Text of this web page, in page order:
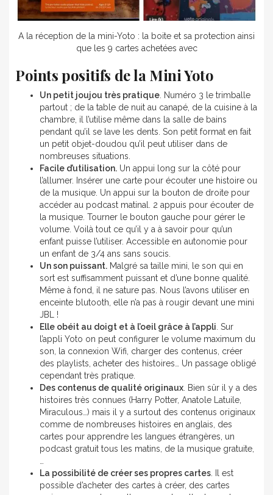
A la réception de la mini-Yoto : la boite et sa protection ainsi
que les 9 cartes achetées avec
Points positifs de la Mini Yoto
Un petit joujou très pratique . Numéro 3 le trimballe
partout ; de la table de nuit au canapé, de la cuisine à la
chambre, il l’utilise même dans la salle de bains
pendant qu’il se lave les dents. Son petit format en fait
un petit objet-doudou qu’il peut utiliser dans de
nombreuses situations.
Facile d’utilisation. Un appui long sur la côté pour
l’allumer. Insérer une carte pour écouter une histoire ou
de la musique. Un appui sur la bouton de droite pour
accéder au podcast matinal. 2 appuis pour écouter de
la musique. Tourner le bouton gauche pour gérer le
volume. Voilà tout ce qu’il y a à savoir pour qu’un
enfant puisse l’utiliser. Accessible en autonomie pour
un enfant de 3/4 ans sans soucis.
Un son puissant. Malgré sa taille mini, le son qui en
sort est suffisamment puissant et d’une bonne qualité.
Même à fond, il ne sature pas. Nous l’avons utiliser en
enceinte blutooth, elle n’a pas à rougir devant une mini
JBL !
Elle obéit au doigt et à l’oeil grâce à l’appli . Sur
l’appli Yoto on peut configurer le volume maximum du
son, la connexion Wifi, charger des contenus, créer
des playlists, acheter des histoires… Un passage obligé
cependant très pratique.
Des contenus de qualité originaux . Bien sûr il y a des
histoires très connues (Harry Potter, Anatole Latuile,
Miraculous…) mais il y a surtout des contenus originaux
comme de nombreuses histoires en anglais, des
cartes pour apprendre les langues étrangères, un
podcast gratuit tous les matins, de la musique gratuite,
La possibilité de créer ses propres cartes . Il est
possible d’acheter des cartes à créer, des cartes